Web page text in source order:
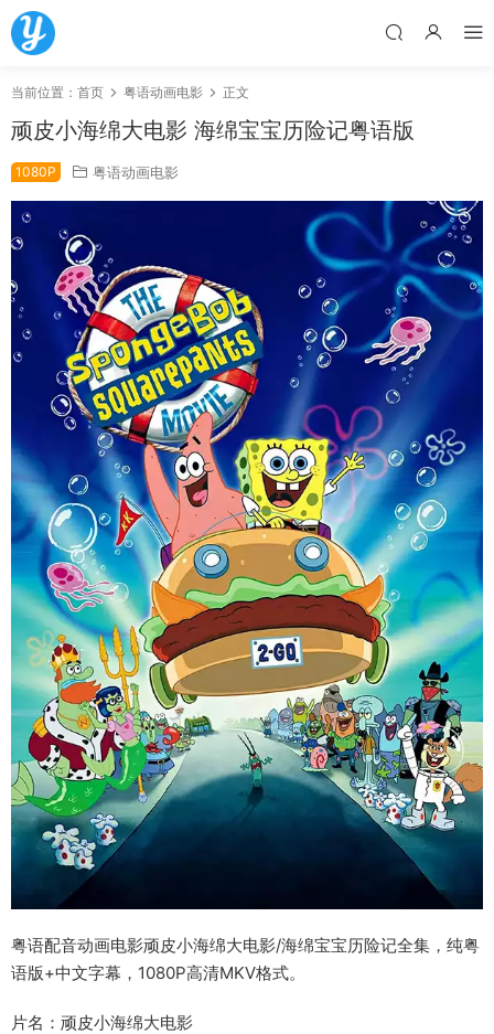
当前位置： 首页 粤语动画电影 正文
顽皮小海绵大电影 海绵宝宝历险记粤语版
1080P 粤语动画电影
粤语配音动画电影顽皮小海绵大电影/海绵宝宝历险记全集，纯粤
语版+中文字幕，1080P高清MKV格式。
片名：顽皮小海绵大电影